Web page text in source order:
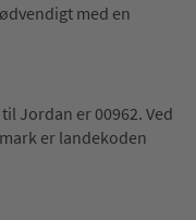
med en
Jordan er 00962. Ved
er landekoden